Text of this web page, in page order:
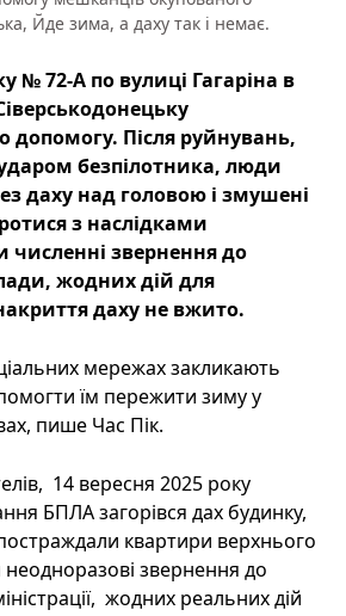
Йде зима, а даху так і немає.
№ 72-А по вулиці Гагаріна в
допомогу. Після руйнувань,
безпілотника, люди
даху над головою і змушені
з наслідками
численні звернення до
жодних дій для
даху не вжито.
мережах закликають
їм пережити зиму у
пише Час Пік.
14 вересня 2025 року
БПЛА загорівся дах будинку,
квартири верхнього
звернення до
жодних реальних дій